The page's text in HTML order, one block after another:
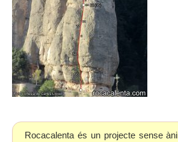
Rocacalenta és un projecte sense